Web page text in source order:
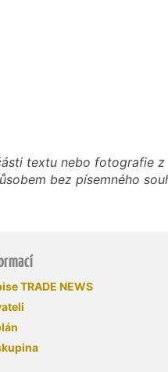
textu nebo fotografie z
bez písemného
TRADE NEWS